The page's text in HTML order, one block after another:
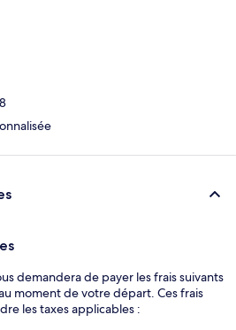
demandera de payer les frais suivants
moment de votre départ. Ces frais
les taxes applicables :